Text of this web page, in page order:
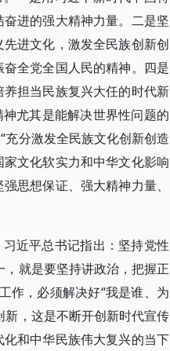
进的强大精神力量。二是坚
进文化，激发全民族创新创
全党全国人民的精神。四是
担当民族复兴大任的时代新
尤其是能解决世界性问题的
分激发全民族文化创新创造
文化软实力和中华文化影响
思想保证、强大精神力量、
近平总书记指出：坚持党性
就是要坚持讲政治，把握正
作，必须解决好“我是谁、为
，这是不断开创新时代宣传
和中华民族伟大复兴的当下